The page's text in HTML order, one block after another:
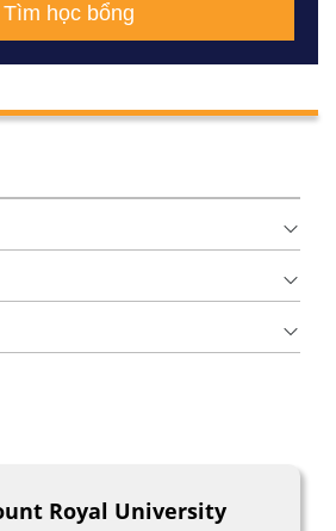
Tìm học bổng
Royal University